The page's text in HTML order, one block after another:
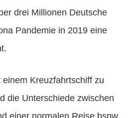
drei Millionen Deutsche
Pandemie in 2019 eine
Kreuzfahrtschiff zu
die Unterschiede zwischen
einer normalen Reise bspw.